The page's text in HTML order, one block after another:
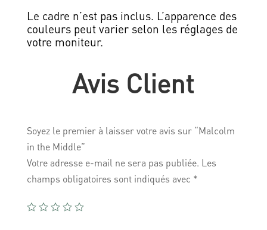
Le cadre n’est pas inclus. L’apparence des
couleurs peut varier selon les réglages de
votre moniteur.
Avis Client
Soyez le premier à laisser votre avis sur “Malcolm
in the Middle”
Votre adresse e-mail ne sera pas publiée. Les
champs obligatoires sont indiqués avec *